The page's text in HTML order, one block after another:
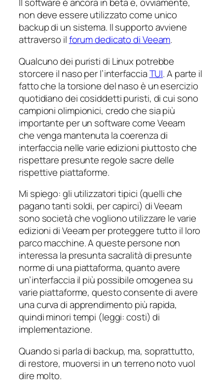
Il software è ancora in beta e, ovviamente,
non deve essere utilizzato come unico
backup di un sistema. Il supporto avviene
attraverso ilforum dedicato di Veeam.
Qualcuno dei puristidi Linux potrebbe
storcere il naso per l’interfacciaTUI. A parte il
fatto che la torsione del naso è un esercizio
quotidiano dei cosiddettipuristi, di cui sono
campioni olimpionici, credo che sia più
importante per un software come Veeam
che venga mantenuta la coerenza di
interfaccia nelle varie edizioni piuttosto che
rispettare presunte regole sacre delle
rispettive piattaforme.
Mi spiego: gli utilizzatori tipici (quelli che
pagano tanti soldi, per capirci) di Veeam
sono società che vogliono utilizzare le varie
edizioni di Veeam per proteggere tutto il loro
parco macchine. A queste persone non
interessa la presunta sacralità di presunte
norme di una piattaforma, quanto avere
un’interfaccia il più possibile omogenea su
varie piattaforme, questo consente di avere
una curva di apprendimento più rapida,
quindi minori tempi (leggi: costi) di
implementazione.
Quando si parla di backup, ma, soprattutto,
di restore, muoversi in un terreno noto vuol
dire molto.